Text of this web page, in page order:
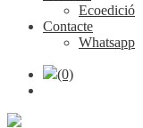
Ecoedició
Contacte
Whatsapp
(0)